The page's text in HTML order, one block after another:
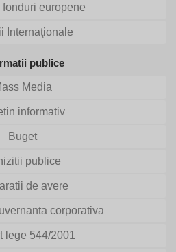
fonduri europene
Internaţionale
publice
Media
informativ
Buget
publice
de avere
corporativa
lege 544/2001